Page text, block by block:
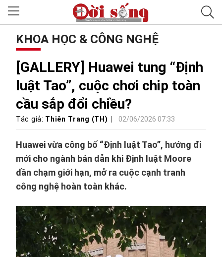
KHOA HỌC & CÔNG NGHỆ
[GALLERY] Huawei tung “Định
luật Tao”, cuộc chơi chip toàn
cầu sắp đổi chiều?
Tác giả: Thiên Trang (TH) 02/06/2026 07:33
Huawei vừa công bố “Định luật Tao”, hướng đi
mới cho ngành bán dẫn khi Định luật Moore
dần chạm giới hạn, mở ra cuộc cạnh tranh
công nghệ hoàn toàn khác.